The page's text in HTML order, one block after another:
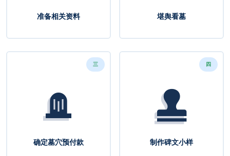
准备相关资料 堪舆看墓
三
确定墓穴预付款
四
制作碑文小样